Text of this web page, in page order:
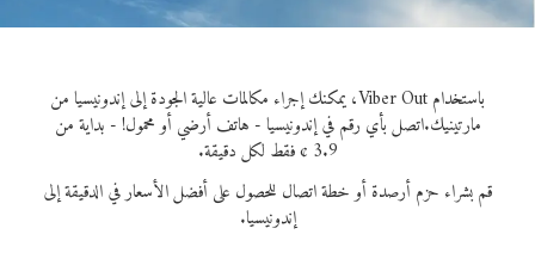
باستخدام Viber Out، يمكنك إجراء مكالمات عالية الجودة إلى إندونيسيا من
مارتينيك.اتصل بأي رقم في إندونيسيا - هاتف أرضي أو محمول! - بداية من
3.9 ¢ فقط لكل دقيقة.
قم بشراء حزم أرصدة أو خطة اتصال للحصول على أفضل الأسعار في الدقيقة إلى
إندونيسيا.